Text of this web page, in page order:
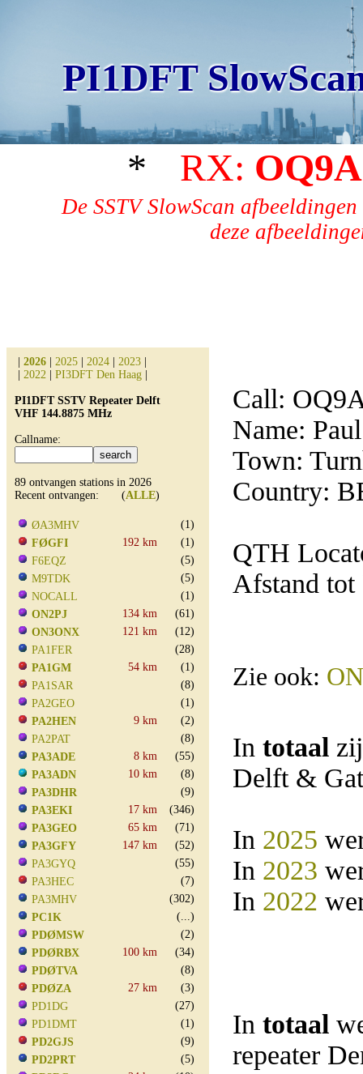
PI1DFT
* RX: OQ9A
De SSTV SlowScan
deze
2026 2025 2024 2023
2022 PI3DFT Den Haag
PI1DFT SSTV Repeater Delft
VHF 144.8875 MHz
Callname:
89 ontvangen stations in 2026
Recent ontvangen: (ALLE)
ØA3MHV
(1)
FØGFI
192 km
(1)
F6EQZ
(5)
M9TDK
(5)
NOCALL
(1)
ON2PJ
134 km
(61)
ON3ONX
121 km
(12)
PA1FER
(28)
PA1GM
54 km
(1)
PA1SAR
(8)
PA2GEO
(1)
PA2HEN
9 km
(2)
PA2PAT
(8)
PA3ADE
8 km
(55)
PA3ADN
10 km
(8)
PA3DHR
(9)
PA3EKI
17 km
(346)
PA3GEO
65 km
(71)
PA3GFY
147 km
(52)
PA3GYQ
(55)
PA3HEC
(7)
PA3MHV
(302)
PC1K
(...)
PDØMSW
(2)
PDØRBX
100 km
(34)
PDØTVA
(8)
PDØZA
27 km
(3)
PD1DG
(27)
PD1DMT
(1)
PD2GJS
(9)
PD2PRT
(5)
Call:
Name: Paul
Town:
Country:
QTH
Afstand tot
Zie ook:
In totaal
Delft &
In 2025
In 2023
In 2022
In totaal
repeater